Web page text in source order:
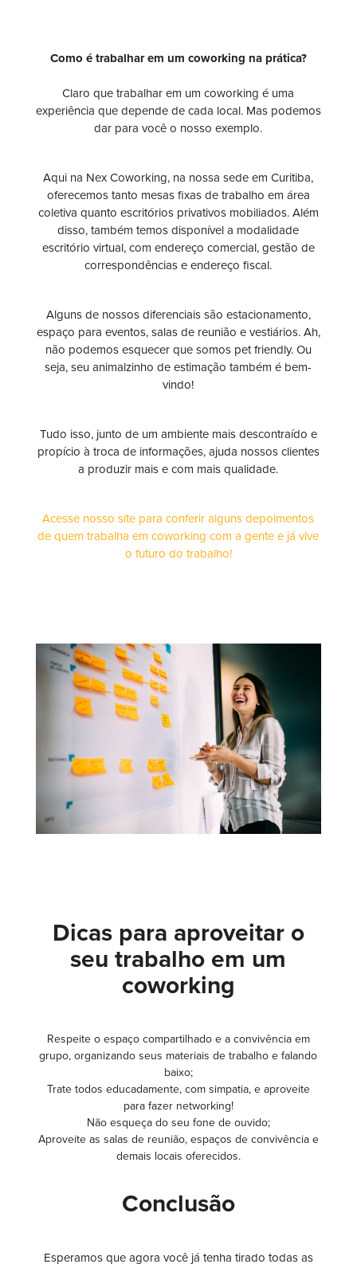
Como é trabalhar em um coworking na prática?
Claro que trabalhar em um coworking é uma
experiência que depende de cada local. Mas podemos
dar para você o nosso exemplo.
Aqui na Nex Coworking, na nossa sede em Curitiba,
oferecemos tanto mesas fixas de trabalho em área
coletiva quanto escritórios privativos mobiliados. Além
disso, também temos disponível a modalidade
escritório virtual, com endereço comercial, gestão de
correspondências e endereço fiscal.
Alguns de nossos diferenciais são estacionamento,
espaço para eventos, salas de reunião e vestiários. Ah,
não podemos esquecer que somos pet friendly. Ou
seja, seu animalzinho de estimação também é bem-
vindo!
Tudo isso, junto de um ambiente mais descontraído e
propício à troca de informações, ajuda nossos clientes
a produzir mais e com mais qualidade.
Acesse nosso site para conferir alguns depoimentos
de quem trabalha em coworking com a gente e já vive
o futuro do trabalho!
Dicas para aproveitar o
seu trabalho em um
coworking
Respeite o espaço compartilhado e a convivência em
grupo, organizando seus materiais de trabalho e falando
baixo;
Trate todos educadamente, com simpatia, e aproveite
para fazer networking!
Não esqueça do seu fone de ouvido;
Aproveite as salas de reunião, espaços de convivência e
demais locais oferecidos.
Conclusão
Esperamos que agora você já tenha tirado todas as